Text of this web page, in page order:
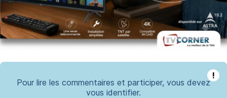
!
Pour lire les commentaires et participer, vous devez
vous identifier.